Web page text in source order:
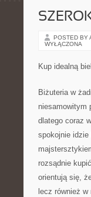
POSTED BY
WYŁĄCZONA
Kup idealną
Biżuteria w
niesamowitym
dlatego coraz
spokojnie
rozsądnie
orientują się,
lecz również